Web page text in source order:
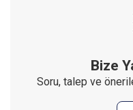
Bize
Soru, talep ve